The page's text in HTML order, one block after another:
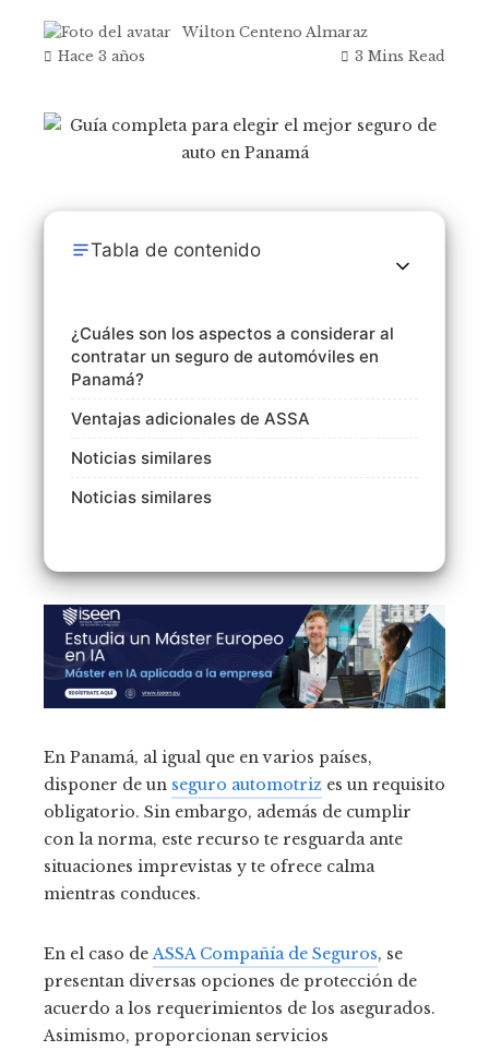
Wilton Centeno Almaraz
Hace 3 años
3 Mins Read
Tabla de contenido
¿Cuáles son los aspectos a considerar al
contratar un seguro de automóviles en
Panamá?
Ventajas adicionales de ASSA
Noticias similares
Noticias similares
En Panamá, al igual que en varios países,
disponer de un seguro automotriz es un requisito
obligatorio. Sin embargo, además de cumplir
con la norma, este recurso te resguarda ante
situaciones imprevistas y te ofrece calma
mientras conduces.
En el caso deASSA Compañía de Seguros, se
presentan diversas opciones de protección de
acuerdo a los requerimientos de los asegurados.
Asimismo, proporcionan servicios